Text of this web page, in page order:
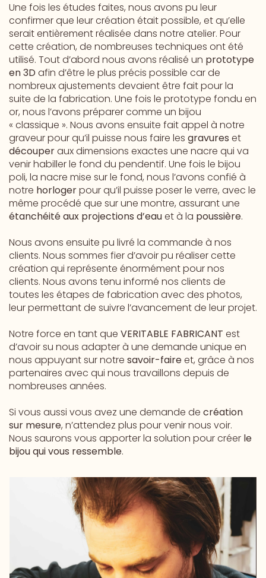
Une fois les études faites, nous avons pu leur
confirmer que leur création était possible, et qu’elle
serait entièrement réalisée dans notre atelier. Pour
cette création, de nombreuses techniques ont été
utilisé. Tout d’abord nous avons réalisé un prototype
en 3D afin d’être le plus précis possible car de
nombreux ajustements devaient être fait pour la
suite de la fabrication. Une fois le prototype fondu en
or, nous l’avons préparer comme un bijou
« classique ». Nous avons ensuite fait appel à notre
graveur pour qu’il puisse nous faire les gravures et
découperaux dimensions exactes une nacre qui va
venir habiller le fond du pendentif. Une fois le bijou
poli, la nacre mise sur le fond, nous l’avons confié à
notre horlogerpour qu’il puisse poser le verre, avec le
même procédé que sur une montre, assurant une
étanchéité aux projections d’eauet à la poussière.
Nous avons ensuite pu livré la commande à nos
clients. Nous sommes fier d’avoir pu réaliser cette
création qui représente énormément pour nos
clients. Nous avons tenu informé nos clients de
toutes les étapes de fabrication avec des photos,
leur permettant de suivre l’avancement de leur projet.
Notre force en tant que VERITABLE FABRICANT est
d’avoir su nous adapter à une demande unique en
nous appuyant sur notre savoir-faireet, grâce à nos
partenaires avec qui nous travaillons depuis de
nombreuses années.
Si vous aussi vous avez une demande de création
sur mesure, n’attendez plus pour venir nous voir.
Nous saurons vous apporter la solution pour créer le
bijou qui vous ressemble.